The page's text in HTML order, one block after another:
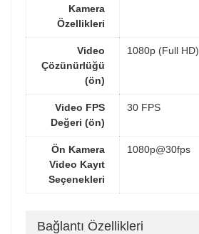
Kamera
Özellikleri
Video
Çözünürlüğü
(ön)
1080p (Full HD)
Video FPS
Değeri (ön)
30 FPS
Ön Kamera
Video Kayıt
Seçenekleri
1080p@30fps
Bağlantı Özellikleri